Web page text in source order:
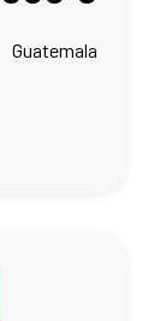
Guatemala